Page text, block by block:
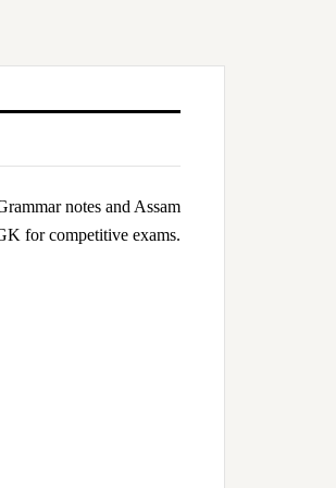
notes and Assam
for competitive exams.